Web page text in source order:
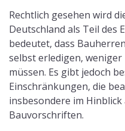
Rechtlich gesehen wird
Deutschland als Teil des
bedeutet, dass
selbst erledigen,
müssen. Es gibt jedoch
Einschränkungen, die
insbesondere im
Bauvorschriften.